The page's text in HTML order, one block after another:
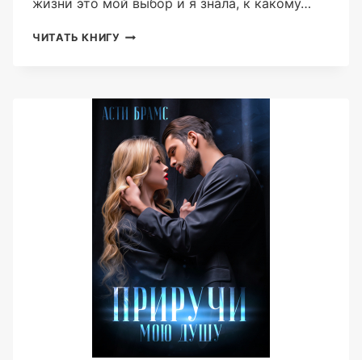
жизни это мой выбор и я знала, к какому…
ЧИТАТЬ КНИГУ ОТ